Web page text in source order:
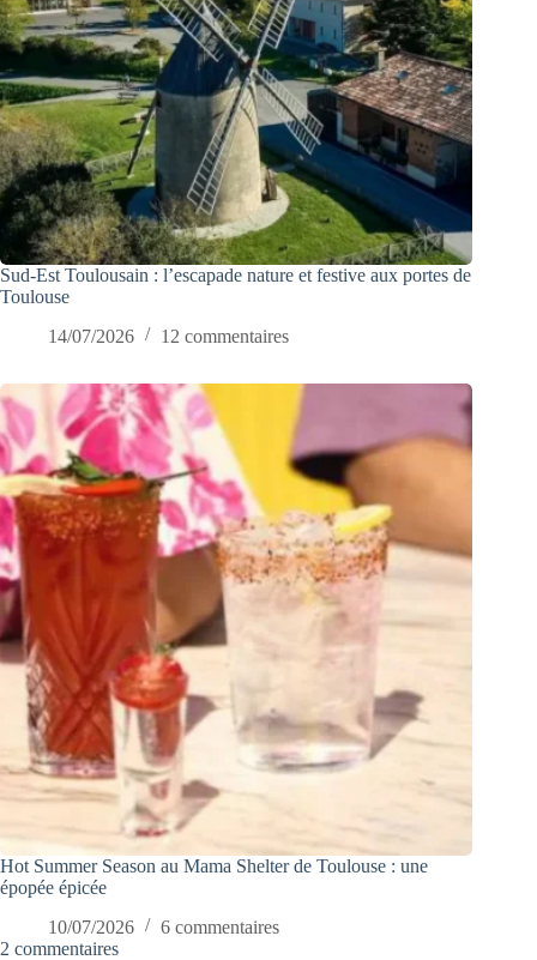
Sud-Est Toulousain : l’escapade nature et festive aux portes de
Toulouse
14/07/2026
12 commentaires
Hot Summer Season au Mama Shelter de Toulouse : une
épopée épicée
10/07/2026
6 commentaires
2 commentaires